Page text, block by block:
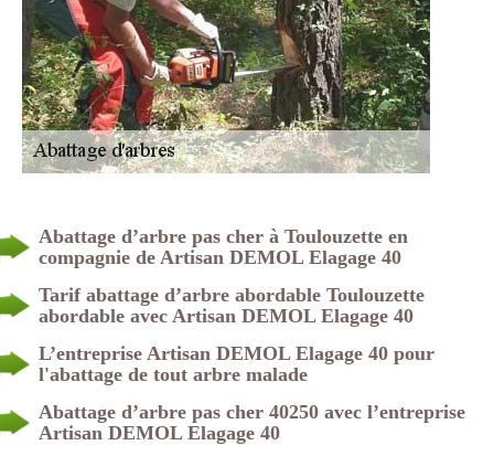
Abattage d’arbre pas cher à Toulouzette en
compagnie de Artisan DEMOL Elagage 40
Tarif abattage d’arbre abordable Toulouzette
abordable avec Artisan DEMOL Elagage 40
L’entreprise Artisan DEMOL Elagage 40 pour
l'abattage de tout arbre malade
Abattage d’arbre pas cher 40250 avec l’entreprise
Artisan DEMOL Elagage 40